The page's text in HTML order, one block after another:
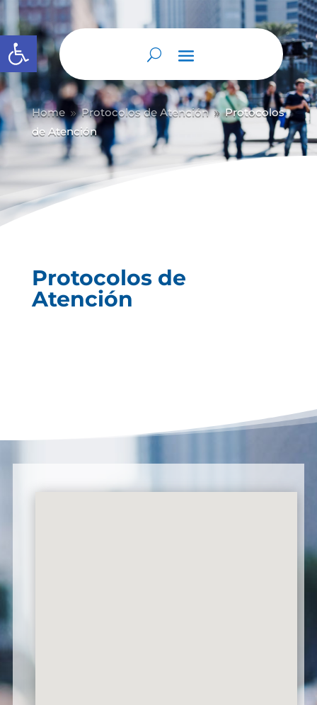
Abrir barra de herramientas
Home 9 Protocolos de Atención 9 Protocolos
de Atención
Protocolos de
Atención